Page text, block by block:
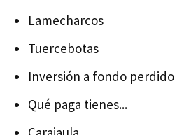
Lamecharcos
Tuercebotas
Inversión a fondo perdido
Qué paga tienes...